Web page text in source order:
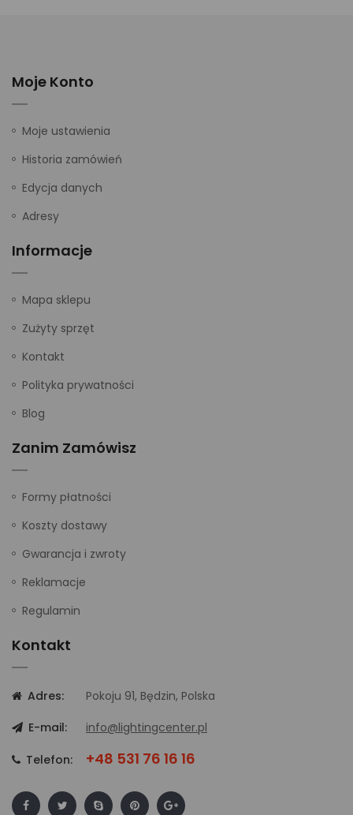
Moje Konto
Moje ustawienia
Historia zamówień
Edycja danych
Adresy
Informacje
Mapa sklepu
Zużyty sprzęt
Kontakt
Polityka prywatności
Blog
Zanim Zamówisz
Formy płatności
Koszty dostawy
Gwarancja i zwroty
Reklamacje
Regulamin
Kontakt
Adres:
Pokoju 91, Będzin, Polska
E-mail:
info@lightingcenter.pl
Telefon: +48 531 76 16 16